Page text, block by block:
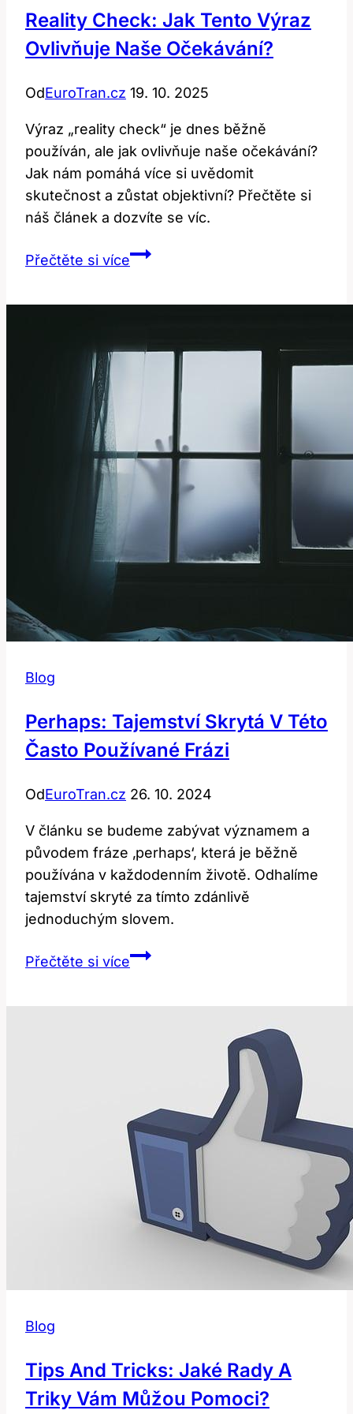
Reality Check: Jak Tento Výraz
Ovlivňuje Naše Očekávání?
OdEuroTran.cz 19. 10. 2025
Výraz „reality check“ je dnes běžně
používán, ale jak ovlivňuje naše očekávání?
Jak nám pomáhá více si uvědomit
skutečnost a zůstat objektivní? Přečtěte si
náš článek a dozvíte se víc.
Přečtěte si víceReality
ovlivňuje
očekávání?
Blog
Perhaps: Tajemství Skrytá V Této
Často Používané Frázi
OdEuroTran.cz 26. 10. 2024
V článku se budeme zabývat významem a
původem fráze ‚perhaps‘, která je běžně
používána v každodenním životě. Odhalíme
tajemství skryté za tímto zdánlivě
jednoduchým slovem.
Přečtěte si vícePerhaps:
Frázi
Blog
Tips And Tricks: Jaké Rady A
Triky Vám Můžou Pomoci?